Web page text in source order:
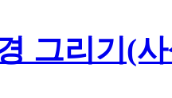
그리기(